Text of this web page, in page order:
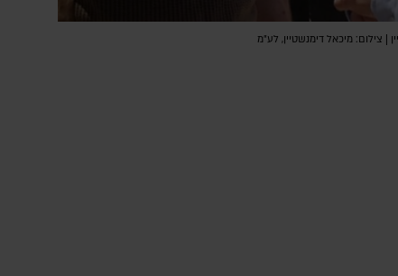
צילום: מיכאל דימנשטיין, לע"מ